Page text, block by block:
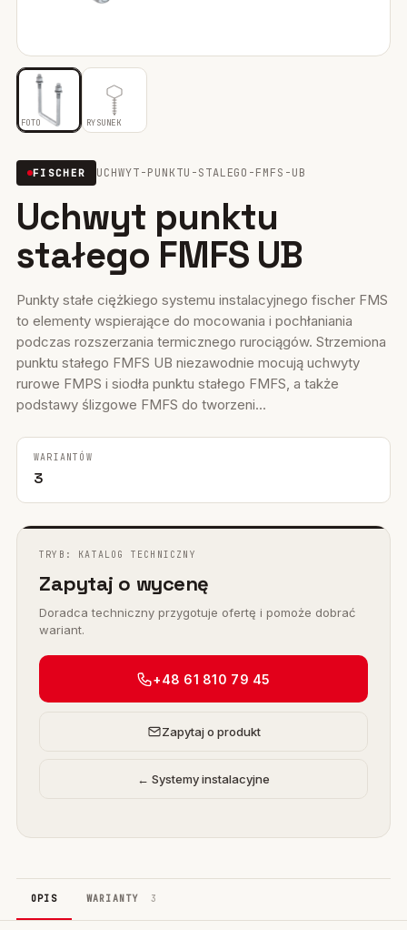
Mocowania do rusztowań
Wiertła i narzędzia
Mocowania elektryczne
Wkręty
Firestop
Systemy fasadowe
FOTO RYSUNEK
FISCHER UCHWYT-PUNKTU-STALEGO-FMFS-UB
Uchwyt punktu
stałego FMFS UB
Punkty stałe ciężkiego systemu instalacyjnego fischer FMS
to elementy wspierające do mocowania i pochłaniania
podczas rozszerzania termicznego rurociągów. Strzemiona
punktu stałego FMFS UB niezawodnie mocują uchwyty
rurowe FMPS i siodła punktu stałego FMFS, a także
podstawy ślizgowe FMFS do tworzeni...
WARIANTÓW
3
TRYB: KATALOG TECHNICZNY
Zapytaj o wycenę
Doradca techniczny przygotuje ofertę i pomoże dobrać
wariant.
+48 61 810 79 45
Zapytaj o produkt
← Systemy instalacyjne
OPIS WARIANTY 3